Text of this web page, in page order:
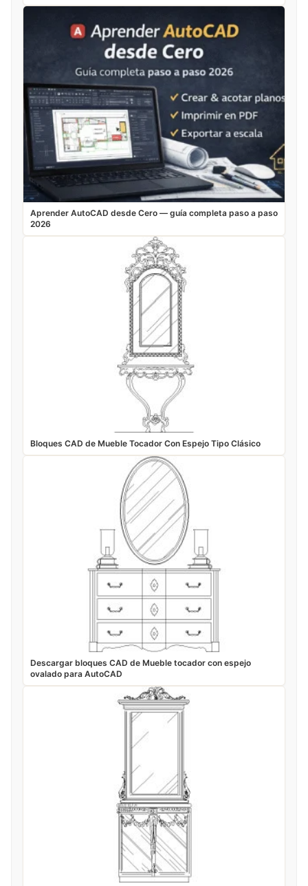
Aprender AutoCAD desde Cero — guía completa paso a paso
2026
Bloques CAD de Mueble Tocador Con Espejo Tipo Clásico
Descargar bloques CAD de Mueble tocador con espejo
ovalado para AutoCAD